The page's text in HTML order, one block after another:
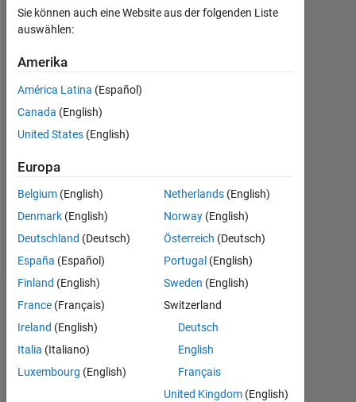
Jahre
Aktiv
seit
2020
0
Following:
0
Follow
Dashboard
Statistik
MATLAB Answers
Sie können auch eine Website aus der folgenden Liste
auswählen:
Amerika
América Latina (Español)
Canada (English)
United States (English)
Europa
Belgium (English)
Denmark (English)
Deutschland (Deutsch)
España (Español)
Finland (English)
France (Français)
Ireland (English)
Italia (Italiano)
Luxembourg (English)
Netherlands (English)
Norway (English)
Österreich (Deutsch)
Portugal (English)
Sweden (English)
Switzerland
Deutsch
English
Français
United Kingdom (English)